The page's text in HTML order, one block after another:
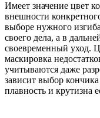
Имеет значение цвет
внешности
выборе нужного
своего дела, а в
своевременный уход.
маскировка
учитываются даже
зависит выбор
плавность и крутизна